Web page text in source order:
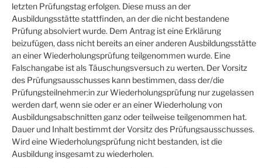
letzten Prüfungstag erfolgen. Diese muss an der
Ausbildungsstätte stattfinden, an der die nicht bestandene
Prüfung absolviert wurde. Dem Antrag ist eine Erklärung
beizufügen, dass nicht bereits an einer anderen Ausbildungsstätte
an einer Wiederholungsprüfung teilgenommen wurde. Eine
Falschangabe ist als Täuschungsversuch zu werten. Der Vorsitz
des Prüfungsausschusses kann bestimmen, dass der/die
Prüfungsteilnehmer:in zur Wiederholungsprüfung nur zugelassen
werden darf, wenn sie oder er an einer Wiederholung von
Ausbildungsabschnitten ganz oder teilweise teilgenommen hat.
Dauer und Inhalt bestimmt der Vorsitz des Prüfungsausschusses.
Wird eine Wiederholungsprüfung nicht bestanden, ist die
Ausbildung insgesamt zu wiederholen.